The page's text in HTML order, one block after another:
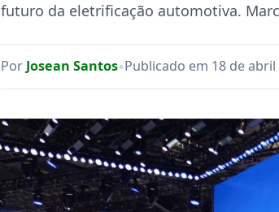
futuro da eletrificação automotiva.
Por Josean Santos•Publicado em 18 de abril